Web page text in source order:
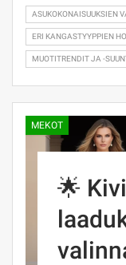
ASUKOKONAISUUKSIEN
ERI KANGASTYYPPIEN
MUOTITRENDIT JA -
MEKOT
🌟